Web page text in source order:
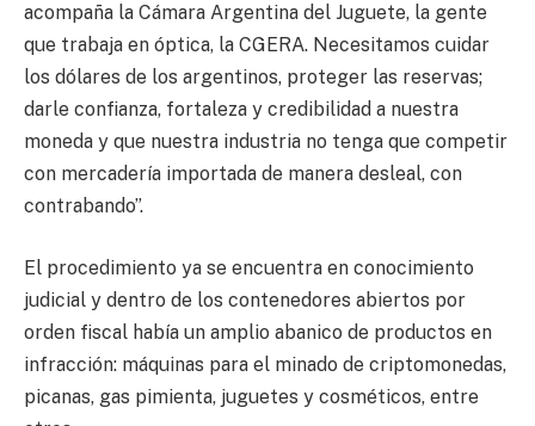
acompaña la Cámara Argentina del Juguete, la gente
que trabaja en óptica, la CGERA. Necesitamos cuidar
los dólares de los argentinos, proteger las reservas;
darle confianza, fortaleza y credibilidad a nuestra
moneda y que nuestra industria no tenga que competir
con mercadería importada de manera desleal, con
contrabando”.
El procedimiento ya se encuentra en conocimiento
judicial y dentro de los contenedores abiertos por
orden fiscal había un amplio abanico de productos en
infracción: máquinas para el minado de criptomonedas,
picanas, gas pimienta, juguetes y cosméticos, entre